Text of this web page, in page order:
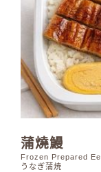
蒲燒鰻
Frozen Prepared Eel
うなぎ蒲焼